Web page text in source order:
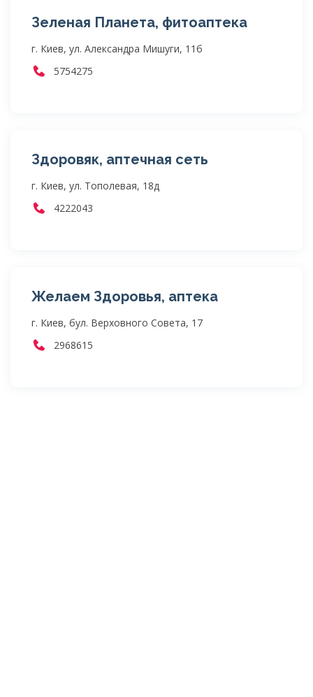
Зеленая Планета, фитоаптека
г. Киев, ул. Александра Мишуги, 11б
5754275
Здоровяк, аптечная сеть
г. Киев, ул. Тополевая, 18д
4222043
Желаем Здоровья, аптека
г. Киев, бул. Верховного Совета, 17
2968615